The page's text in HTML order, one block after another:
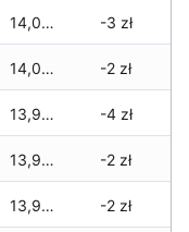
14,085 zł -3 zł
14,065 zł -2 zł
13,995 zł -4 zł
13,985 zł -2 zł
13,985 zł -2 zł